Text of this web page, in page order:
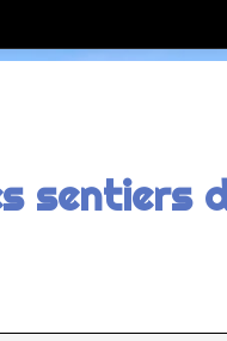
sentiers